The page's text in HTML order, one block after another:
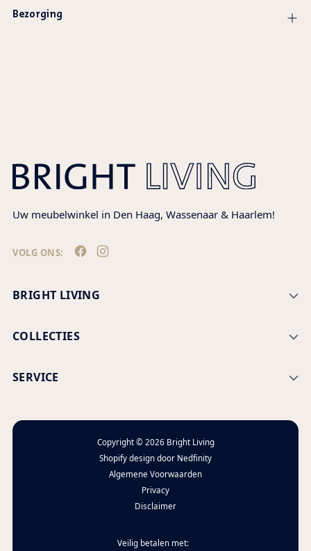
Bezorging
Uw meubelwinkel in Den Haag, Wassenaar & Haarlem!
VOLG ONS:
BRIGHT LIVING
COLLECTIES
SERVICE
Copyright © 2026 Bright Living
Shopify design door Nedfinity
Algemene Voorwaarden
Privacy
Disclaimer
Veilig betalen met: